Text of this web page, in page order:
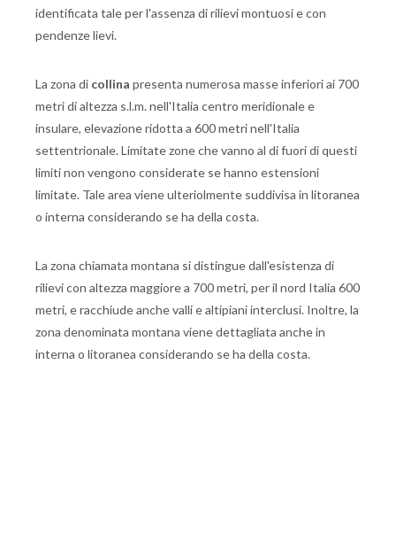
identificata tale per l'assenza di rilievi montuosi e con
pendenze lievi.
La zona di collina presenta numerosa masse inferiori ai 700
metri di altezza s.l.m. nell'Italia centro meridionale e
insulare, elevazione ridotta a 600 metri nell'Italia
settentrionale. Limitate zone che vanno al di fuori di questi
limiti non vengono considerate se hanno estensioni
limitate. Tale area viene ulteriolmente suddivisa in litoranea
o interna considerando se ha della costa.
La zona chiamata montana si distingue dall'esistenza di
rilievi con altezza maggiore a 700 metri, per il nord Italia 600
metri, e racchiude anche valli e altipiani interclusi. Inoltre, la
zona denominata montana viene dettagliata anche in
interna o litoranea considerando se ha della costa.